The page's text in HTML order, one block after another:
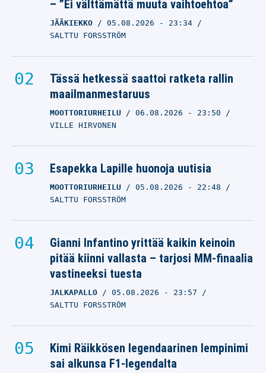
– ”Ei välttämättä muuta vaihtoehtoa”
JÄÄKIEKKO 05.08.2026 - 23:34
SALTTU FORSSTRÖM
Tässä hetkessä saattoi ratketa rallin
maailmanmestaruus
MOOTTORIURHEILU 06.08.2026 - 23:50
VILLE HIRVONEN
Esapekka Lapille huonoja uutisia
MOOTTORIURHEILU 05.08.2026 - 22:48
SALTTU FORSSTRÖM
Gianni Infantino yrittää kaikin keinoin
pitää kiinni vallasta – tarjosi MM-finaalia
vastineeksi tuesta
JALKAPALLO 05.08.2026 - 23:57
SALTTU FORSSTRÖM
Kimi Räikkösen legendaarinen lempinimi
sai alkunsa F1-legendalta